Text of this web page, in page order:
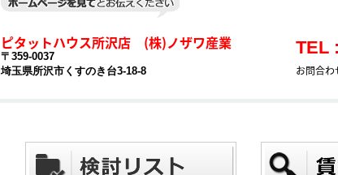
ピタットハウス所沢店 (株)ノザワ産業
〒359-0037
埼玉県所沢市くすのき台3-18-8
TEL
お問合わ